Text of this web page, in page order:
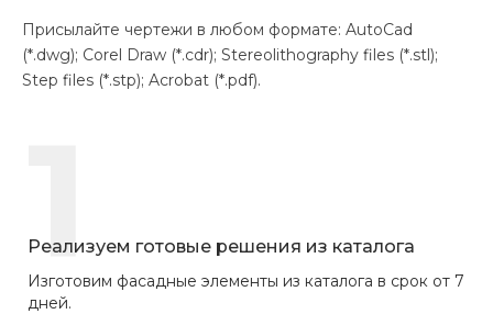
Присылайте чертежи в любом формате: AutoCad
(*.dwg); Corel Draw (*.cdr); Stereolithography files (*.stl);
Step files (*.stp); Acrobat (*.pdf).
1
Реализуем готовые решения из каталога
Изготовим фасадные элементы из каталога в срок от 7
дней.